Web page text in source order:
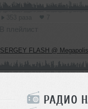
РАДИО
SERGEY FLASH @ Megapolis FM (30 June 2013)